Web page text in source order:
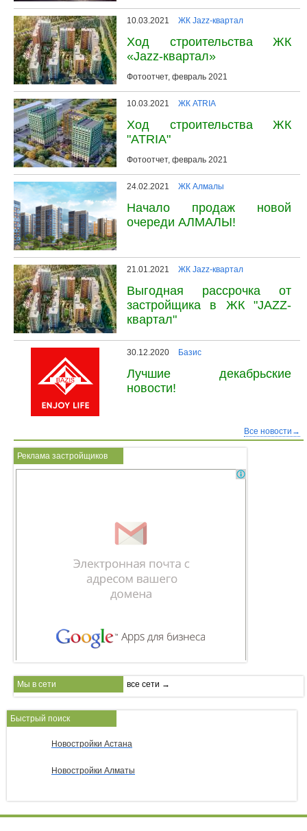
10.03.2021 ЖК Jazz-квартал
Ход строительства ЖК
«Jazz-квартал»
Фотоотчет, февраль 2021
10.03.2021 ЖК ATRIA
Ход строительства ЖК
"ATRIA"
Фотоотчет, февраль 2021
24.02.2021 ЖК Алмалы
Начало продаж новой
очереди АЛМАЛЫ!
21.01.2021 ЖК Jazz-квартал
Выгодная рассрочка от
застройщика в ЖК "JAZZ-
квартал"
30.12.2020 Базис
Лучшие декабрьские
новости!
Все новости→
Реклама застройщиков
Мы в сети все сети →
Быстрый поиск
Новостройки Астана
Новостройки Алматы